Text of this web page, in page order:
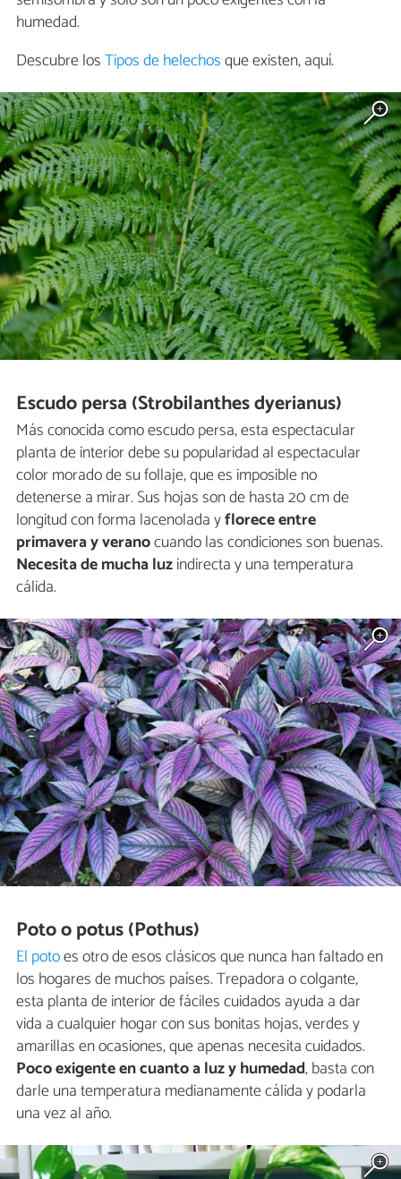
humedad.
Descubre losTipos de helechosque existen, aquí.
Escudo persa (Strobilanthes dyerianus)
Más conocida como escudo persa, esta espectacular
planta de interior debe su popularidad al espectacular
color morado de su follaje, que es imposible no
detenerse a mirar. Sus hojas son de hasta 20 cm de
longitud con forma lacenolada yflorece entre
primavera y veranocuando las condiciones son buenas.
Necesita de mucha luzindirecta y una temperatura
cálida.
Poto o potus (Pothus)
El potoes otro de esos clásicos que nunca han faltado en
los hogares de muchos países. Trepadora o colgante,
esta planta de interior de fáciles cuidados ayuda a dar
vida a cualquier hogar con sus bonitas hojas, verdes y
amarillas en ocasiones, que apenas necesita cuidados.
Poco exigente en cuanto a luz y humedad, basta con
darle una temperatura medianamente cálida y podarla
una vez al año.